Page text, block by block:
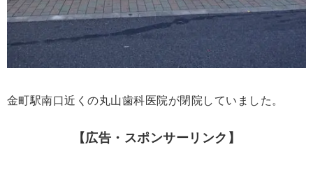
金町駅南口近くの丸山歯科医院が閉院していました。
【広告・スポンサーリンク】